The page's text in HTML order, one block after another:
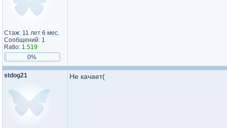
Стаж: 11 лет 6 мес.
Сообщений: 1
Ratio: 1.519
0%
stdog21 Не качает(